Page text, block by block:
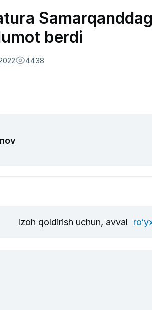
berdi
4438
Izoh qoldirish uchun, avval